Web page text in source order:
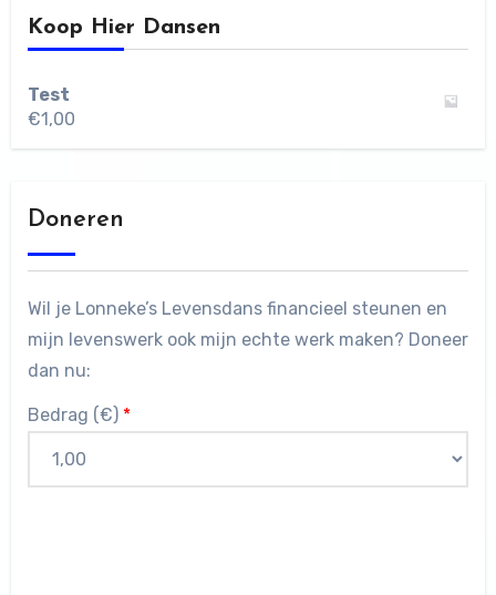
Koop Hier Dansen
Test
€1,00
Doneren
Wil je Lonneke’s Levensdans financieel steunen en
mijn levenswerk ook mijn echte werk maken? Doneer
dan nu:
Bedrag (€) *